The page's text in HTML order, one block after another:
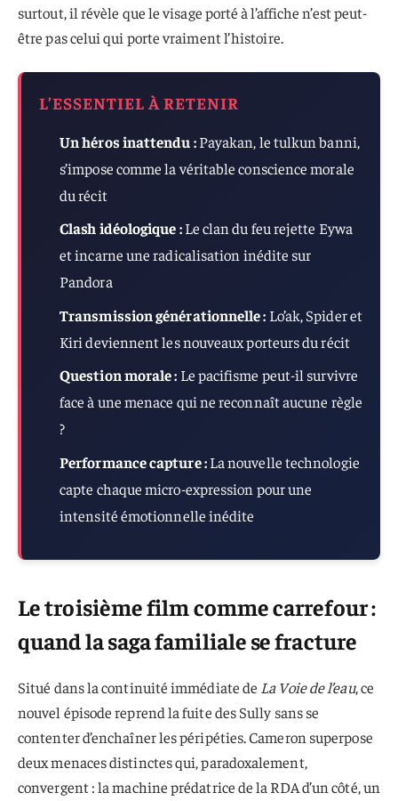
surtout, il révèle que le visage porté à l’affiche n’est peut-
être pas celui qui porte vraiment l’histoire.
L’ESSENTIEL À RETENIR
Un héros inattendu :Payakan, le tulkun banni,
s’impose comme la véritable conscience morale
du récit
Clash idéologique :Le clan du feu rejette Eywa
et incarne une radicalisation inédite sur
Pandora
Transmission générationnelle : Lo’ak, Spider et
Kiri deviennent les nouveaux porteurs du récit
Question morale : Le pacifisme peut-il survivre
face à une menace qui ne reconnaît aucune règle
?
Performance capture :La nouvelle technologie
capte chaque micro-expression pour une
intensité émotionnelle inédite
Le troisième film comme carrefour :
quand la saga familiale se fracture
Situé dans la continuité immédiate de La Voie de l’eau, ce
nouvel épisode reprend la fuite des Sully sans se
contenter d’enchaîner les péripéties. Cameron superpose
deux menaces distinctes qui, paradoxalement,
convergent : la machine prédatrice de la RDA d’un côté, un